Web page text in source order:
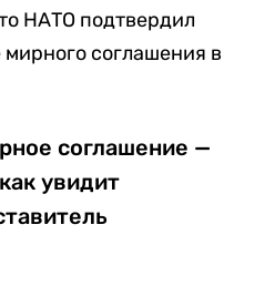
НАТО подтвердил
соглашения в
соглашение —
увидит